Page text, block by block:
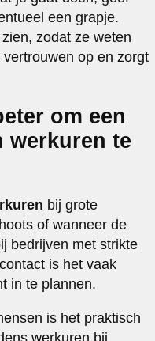
een grapje.
zodat ze weten
op en zorgt
om een
werkuren te
bij grote
of wanneer de
bedrijven met strikte
is het vaak
in te plannen.
is het praktisch
werkuren bij